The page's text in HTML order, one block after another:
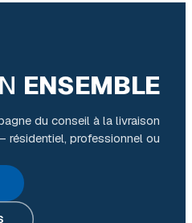
ENSEMBLE
du conseil à la livraison
professionnel ou